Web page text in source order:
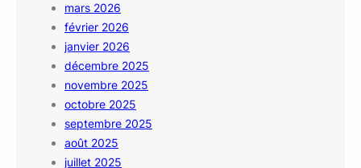
mars 2026
février 2026
janvier 2026
décembre 2025
novembre 2025
octobre 2025
septembre 2025
août 2025
juillet 2025